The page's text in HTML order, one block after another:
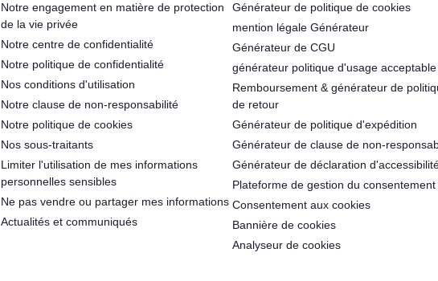
Notre engagement en matière de protection
de la vie privée
Notre centre de confidentialité
Notre politique de confidentialité
Nos conditions d'utilisation
Notre clause de non-responsabilité
Notre politique de cookies
Nos sous-traitants
Limiter l'utilisation de mes informations
personnelles sensibles
Ne pas vendre ou partager mes informations
Actualités et communiqués
Générateur de politique de cookies
mention légale Générateur
Générateur de CGU
générateur politique d'usage acceptable
Remboursement & générateur de
de retour
Générateur de politique d'expédition
Générateur de clause de non-
Générateur de déclaration
Plateforme de gestion du consentement
Consentement aux cookies
Bannière de cookies
Analyseur de cookies